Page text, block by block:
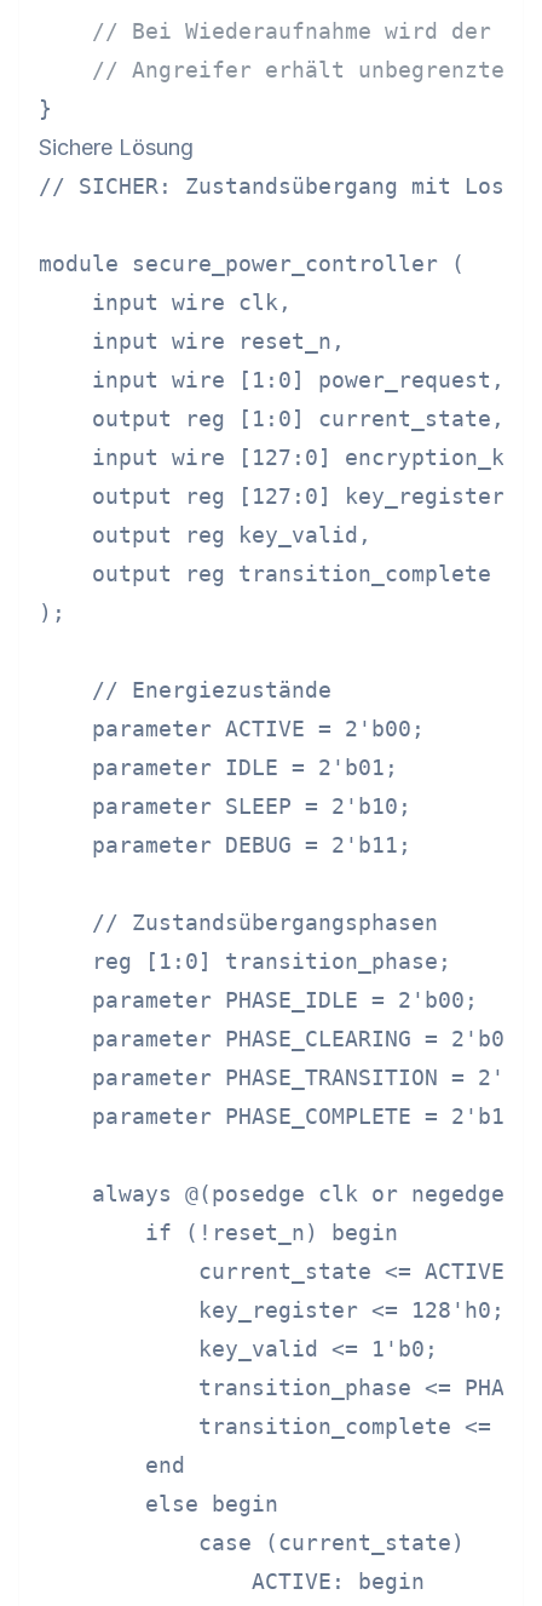
// Bei Wiederaufnahme wird der
// Angreifer erhält unbegrenzte
Sichere Lösung
// SICHER: Zustandsübergang mit
module secure_power_controller (
    input wire clk,
    input wire reset_n,
    input wire [1:0] power_request,
    output reg [1:0] current_state,
input wire [127:0]
    output reg [127:0] key_register,
    output reg key_valid,
    output reg transition_complete
);
    // Energiezustände
    parameter ACTIVE = 2'b00;
    parameter IDLE = 2'b01;
    parameter SLEEP = 2'b10;
    parameter DEBUG = 2'b11;
    // Zustandsübergangsphasen
    reg [1:0] transition_phase;
    parameter PHASE_IDLE = 2'b00;
    parameter PHASE_CLEARING = 2'b01;
parameter PHASE_TRANSITION =
    parameter PHASE_COMPLETE = 2'b11;
always @(posedge clk or negedge
        if (!reset_n) begin
            current_state <= ACTIVE;
            key_register <= 128'h0;
            key_valid <= 1'b0;
transition_phase <=
transition_complete <=
        end
        else begin
            case (current_state)
                ACTIVE: begin